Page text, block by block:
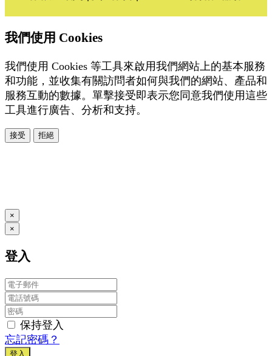
我們使用 Cookies
我們使用 Cookies 等工具來啟用我們網站上的基本服務
和功能，並收集有關訪問者如何與我們的網站、產品和
服務互動的數據。單擊接受即表示您同意我們使用這些
工具進行廣告、分析和支持。
接受 拒絕
×
×
登入
保持登入
忘記密碼？
登入